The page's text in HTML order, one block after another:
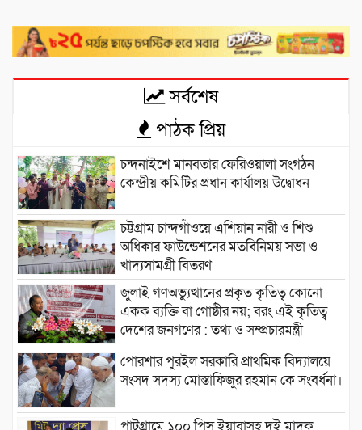
সর্বশেষ
পাঠক প্রিয়
চন্দনাইশে মানবতার ফেরিওয়ালা সংগঠন
কেন্দ্রীয় কমিটির প্রধান কার্যালয় উদ্বোধন
চট্টগ্রাম চান্দগাঁওয়ে এশিয়ান নারী ও শিশু
অধিকার ফাউন্ডেশনের মতবিনিময় সভা ও
খাদ্যসামগ্রী বিতরণ
জুলাই গণঅভ্যুত্থানের প্রকৃত কৃতিত্ব কোনো
একক ব্যক্তি বা গোষ্ঠীর নয়; বরং এই কৃতিত্ব
দেশের জনগণের : তথ্য ও সম্প্রচারমন্ত্রী
পোরশার পুরইল সরকারি প্রাথমিক বিদ্যালয়ে
সংসদ সদস্য মোস্তাফিজুর রহমান কে সংবর্ধনা।